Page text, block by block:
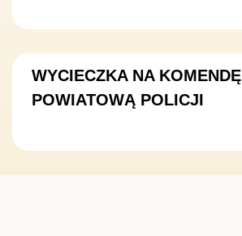
WYCIECZKA NA KOMENDĘ
POWIATOWĄ POLICJI